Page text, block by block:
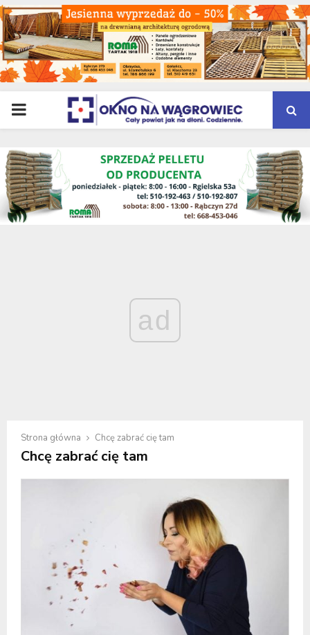
PRIMARY
MENU
ad
Strona główna Chcę zabrać cię tam
Chcę zabrać cię tam